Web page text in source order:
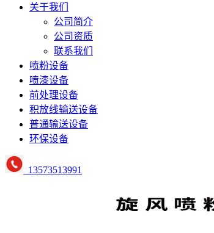
关于我们
公司简介
公司资质
联系我们
喷粉设备
喷漆设备
前处理设备
积放线输送设备
普通输送设备
环保设备
13573513991